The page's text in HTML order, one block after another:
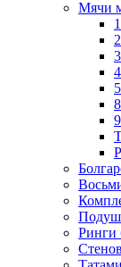
Мячи
Ринги